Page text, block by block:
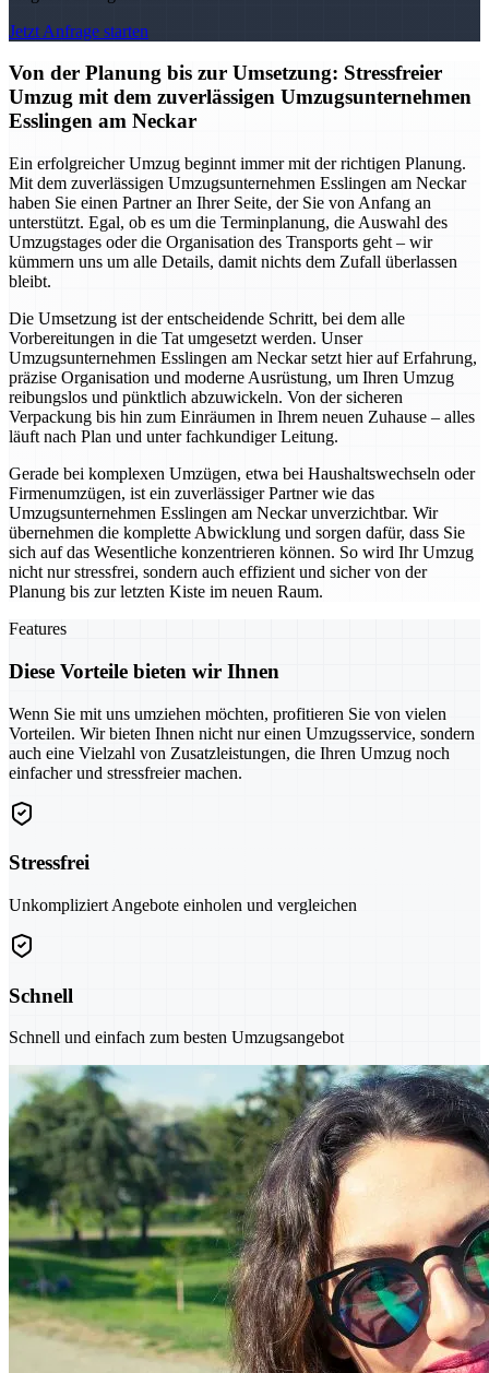
Jetzt Anfrage starten
Von der Planung bis zur Umsetzung: Stressfreier
Umzug mit dem zuverlässigen Umzugsunternehmen
Esslingen am Neckar
Ein erfolgreicher Umzug beginnt immer mit der richtigen Planung.
Mit dem zuverlässigen Umzugsunternehmen Esslingen am Neckar
haben Sie einen Partner an Ihrer Seite, der Sie von Anfang an
unterstützt. Egal, ob es um die Terminplanung, die Auswahl des
Umzugstages oder die Organisation des Transports geht – wir
kümmern uns um alle Details, damit nichts dem Zufall überlassen
bleibt.
Die Umsetzung ist der entscheidende Schritt, bei dem alle
Vorbereitungen in die Tat umgesetzt werden. Unser
Umzugsunternehmen Esslingen am Neckar setzt hier auf Erfahrung,
präzise Organisation und moderne Ausrüstung, um Ihren Umzug
reibungslos und pünktlich abzuwickeln. Von der sicheren
Verpackung bis hin zum Einräumen in Ihrem neuen Zuhause – alles
läuft nach Plan und unter fachkundiger Leitung.
Gerade bei komplexen Umzügen, etwa bei Haushaltswechseln oder
Firmenumzügen, ist ein zuverlässiger Partner wie das
Umzugsunternehmen Esslingen am Neckar unverzichtbar. Wir
übernehmen die komplette Abwicklung und sorgen dafür, dass Sie
sich auf das Wesentliche konzentrieren können. So wird Ihr Umzug
nicht nur stressfrei, sondern auch effizient und sicher von der
Planung bis zur letzten Kiste im neuen Raum.
Features
Diese Vorteile bieten wir Ihnen
Wenn Sie mit uns umziehen möchten, profitieren Sie von vielen
Vorteilen. Wir bieten Ihnen nicht nur einen Umzugsservice, sondern
auch eine Vielzahl von Zusatzleistungen, die Ihren Umzug noch
einfacher und stressfreier machen.
Stressfrei
Unkompliziert Angebote einholen und vergleichen
Schnell
Schnell und einfach zum besten Umzugsangebot